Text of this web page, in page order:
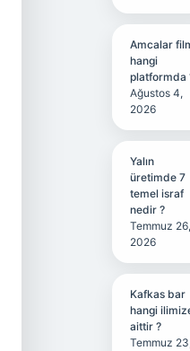
Amcalar
hangi
platformda
Ağustos 4,
2026
Yalın
üretimde 7
temel israf
nedir ?
Temmuz 26,
2026
Kafkas bar
hangi
aittir ?
Temmuz